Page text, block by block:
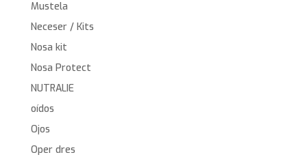
Mustela
Neceser / Kits
Nosa kit
Nosa Protect
NUTRALIE
oídos
Ojos
Oper dres